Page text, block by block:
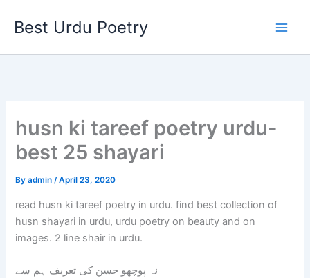
Best Urdu Poetry
husn ki tareef poetry urdu-
best 25 shayari
Byadmin/April 23, 2020
read husn ki tareef poetry in urdu. find best collection of
husn shayari in urdu, urdu poetry on beauty and on
images. 2 line shair in urdu.
نہ پوچھو حسن کی تعریف ہم سے